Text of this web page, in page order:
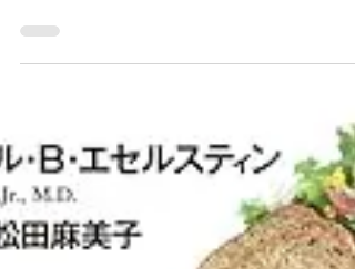
2025年3月15日
読了時間: 5分
透析を止めた日